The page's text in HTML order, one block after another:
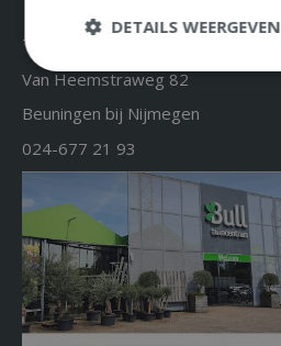
Tuincentrum Bull
Van Heemstraweg 82
Beuningen bij Nijmegen
024-677 21 93
DETAILS WEERGEVEN